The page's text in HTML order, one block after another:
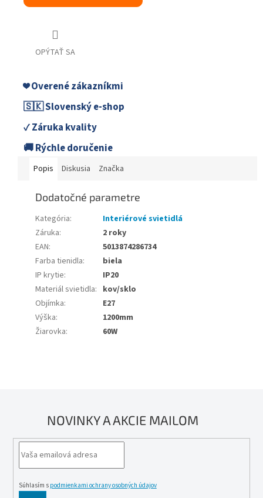
OPÝTAŤ SA
❤️ Overené zákazníkmi
🇸🇰 Slovenský e-shop
✓ Záruka kvality
🚚 Rýchle doručenie
Popis Diskusia Značka
Dodatočné parametre
Kategória:
Interiérové svietidlá
Záruka:
2 roky
EAN:
5013874286734
Farba tienidla:
biela
IP krytie:
IP20
Materiál svietidla: kov/sklo
Objímka:
E27
Výška:
1200mm
Žiarovka: 60W
NOVINKY A AKCIE MAILOM
Súhlasím s podmienkami ochrany osobných údajov